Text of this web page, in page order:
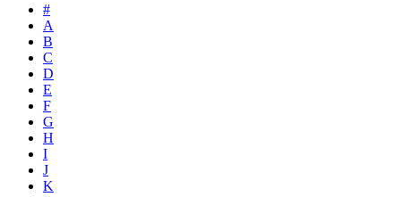
#
A
B
C
D
E
F
G
H
I
J
K